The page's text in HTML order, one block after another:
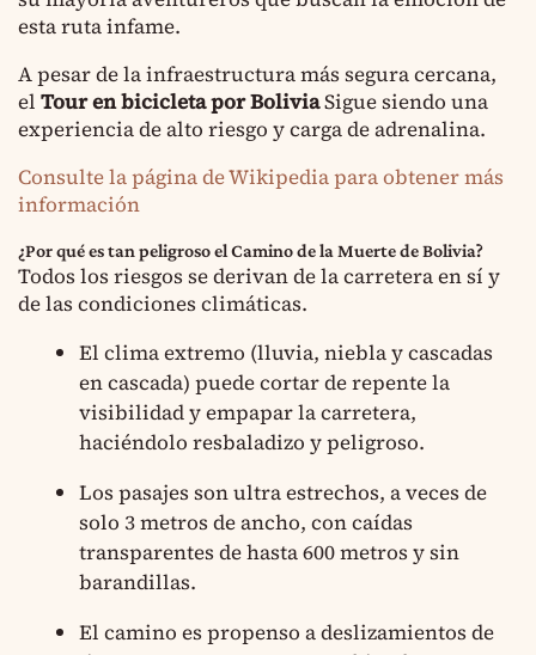
esta ruta infame.
A pesar de la infraestructura más segura cercana,
el Tour en bicicleta por BoliviaSigue siendo una
experiencia de alto riesgo y carga de adrenalina.
Consulte la página de Wikipedia para obtener más
información
¿Por qué es tan peligroso el Camino de la Muerte de Bolivia?
Todos los riesgos se derivan de la carretera en sí y
de las condiciones climáticas.
El clima extremo (lluvia, niebla y cascadas
en cascada) puede cortar de repente la
visibilidad y empapar la carretera,
haciéndolo resbaladizo y peligroso.
Los pasajes son ultra estrechos, a veces de
solo 3 metros de ancho, con caídas
transparentes de hasta 600 metros y sin
barandillas.
El camino es propenso a deslizamientos de